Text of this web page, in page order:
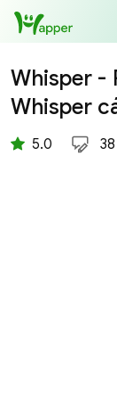
Whisper -
Whisper
5.0 38